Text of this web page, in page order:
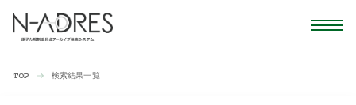
TOP 検索結果一覧